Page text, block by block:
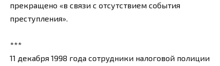
прекращено «в связи с отсутствием события
преступления».
***
11 декабря 1998 года сотрудники налоговой полиции